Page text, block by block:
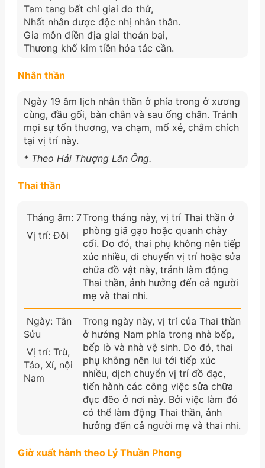
Tam tang bất chỉ giai do thử,
Nhất nhân dược độc nhị nhân thân.
Gia môn điền địa giai thoán bại,
Thương khố kim tiền hóa tác cần.
Nhân thần
Ngày 19 âm lịch nhân thần ở phía trong ở xương
cùng, đầu gối, bàn chân và sau ống chân. Tránh
mọi sự tổn thương, va chạm, mổ xẻ, châm chích
tại vị trí này.
* Theo Hải Thượng Lãn Ông.
Thai thần
Tháng âm: 7
Vị trí: Đôi
Trong tháng này, vị trí Thai thần ở
phòng giã gạo hoặc quanh chày
cối. Do đó, thai phụ không nên tiếp
xúc nhiều, di chuyển vị trí hoặc sửa
chữa đồ vật này, tránh làm động
Thai thần, ảnh hưởng đến cả người
mẹ và thai nhi.
Ngày: Tân
Sửu
Vị trí: Trù,
Táo, Xí, nội
Nam
Trong ngày này, vị trí của Thai thần
ở hướng Nam phía trong nhà bếp,
bếp lò và nhà vệ sinh. Do đó, thai
phụ không nên lui tới tiếp xúc
nhiều, dịch chuyển vị trí đồ đạc,
tiến hành các công việc sửa chữa
đục đẽo ở nơi này. Bởi việc làm đó
có thể làm động Thai thần, ảnh
hưởng đến cả người mẹ và thai nhi.
Giờ xuất hành theo Lý Thuần Phong